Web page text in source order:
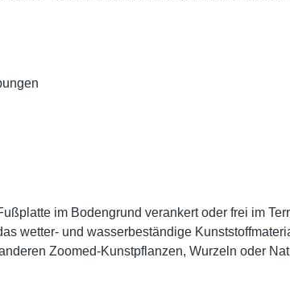
im Bodengrund verankert oder frei im
wetter- und wasserbeständige
Zoomed-Kunstpflanzen, Wurzeln oder